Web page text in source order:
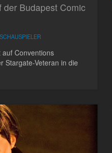
Budapest Comic
Conventions
Stargate-Veteran in die